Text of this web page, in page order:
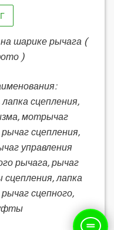
шарике рычага (
)
сцепления,
мотрычаг
сцепления,
управления
рычага, рычаг
лапка
сцепного,